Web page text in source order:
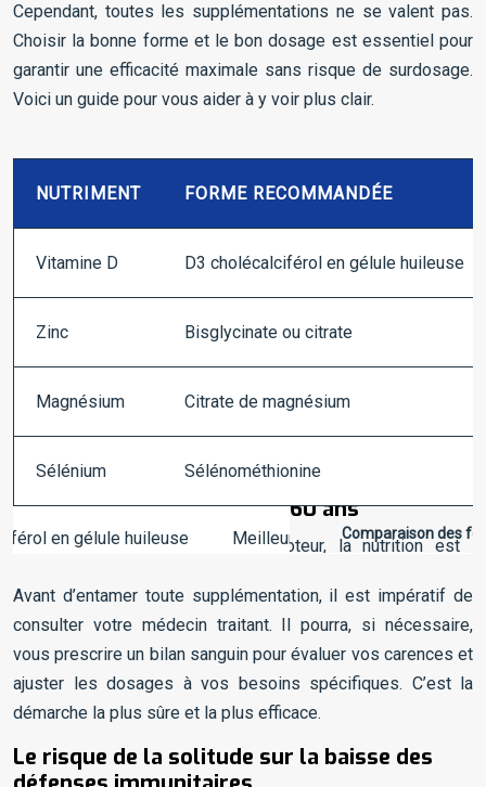
Cependant, toutes les supplémentations ne se valent pas.
Choisir la bonne forme et le bon dosage est essentiel pour
garantir une efficacité maximale sans risque de surdosage.
Voici un guide pour vous aider à y voir plus clair.
Comparaison des
NUTRIMENT FORME RECOMMANDÉE
Vitamine D D3 cholécalciférol en gélule huileuse
Zinc Bisglycinate ou citrate
Magnésium Citrate de magnésium
Sélénium Sélénométhionine
Avant d’entamer toute supplémentation, il est impératif de
consulter votre médecin traitant. Il pourra, si nécessaire,
vous prescrire un bilan sanguin pour évaluer vos carences et
ajuster les dosages à vos besoins spécifiques. C’est la
démarche la plus sûre et la plus efficace.
Le risque de la solitude sur la baisse des